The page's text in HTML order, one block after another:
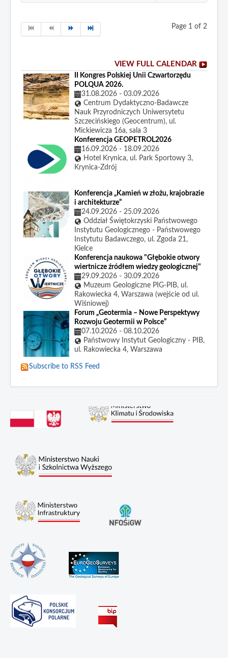
Page 1 of 2
VIEW FULL CALENDAR
II Kongres Polskiej Unii Czwartorzędu
POLQUA 2026.
31.08.2026 - 03.09.2026
Centrum Dydaktyczno-Badawcze
Nauk Przyrodniczych Uniwersytetu
Szczecińskiego (Geocentrum), ul.
Mickiewicza 16a, sala 3
Konferencja GEOPETROL2026
16.09.2026 - 18.09.2026
Hotel Krynica, ul. Park Sportowy 3,
Krynica-Zdrój
Konferencja „Kamień w złożu, krajobrazie
i architekturze”
24.09.2026 - 25.09.2026
Oddział Świętokrzyski Państwowego
Instytutu Geologicznego - Państwowego
Instytutu Badawczego, ul. Zgoda 21,
Kielce
Konferencja naukowa "Głębokie otwory
wiertnicze źródłem wiedzy geologicznej"
29.09.2026 - 30.09.2026
Muzeum Geologiczne PIG-PIB, ul.
Rakowiecka 4, Warszawa (wejście od ul.
Wiśniowej)
Forum „Geotermia – Nowe Perspektywy
Rozwoju Geotermii w Polsce”
07.10.2026 - 08.10.2026
Państwowy Instytut Geologiczny - PIB,
ul. Rakowiecka 4, Warszawa
Subscribe to RSS Feed